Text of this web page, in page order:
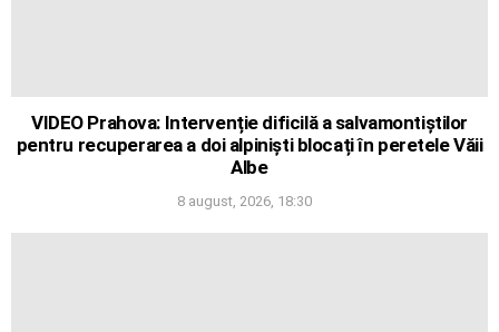
VIDEO Prahova: Intervenție dificilă a salvamontiștilor
pentru recuperarea a doi alpiniști blocați în peretele Văii
Albe
8 august, 2026, 18:30